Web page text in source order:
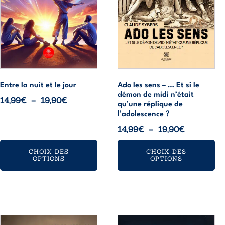
Entre la nuit et le jour
14,99€ – 19,90€Plage
14,99€
à
CHOIX DES
OPTIONS
options
peuvent
être
choisies
page
du
Ado les sens – … Et si le
démon de midi n’était
qu’une réplique de
l’adolescence ?
14,99€ – 19,90€Plage
de
prix :
CHOIX DES
OPTIONS
options
peuvent
être
choisies
page
du
produit